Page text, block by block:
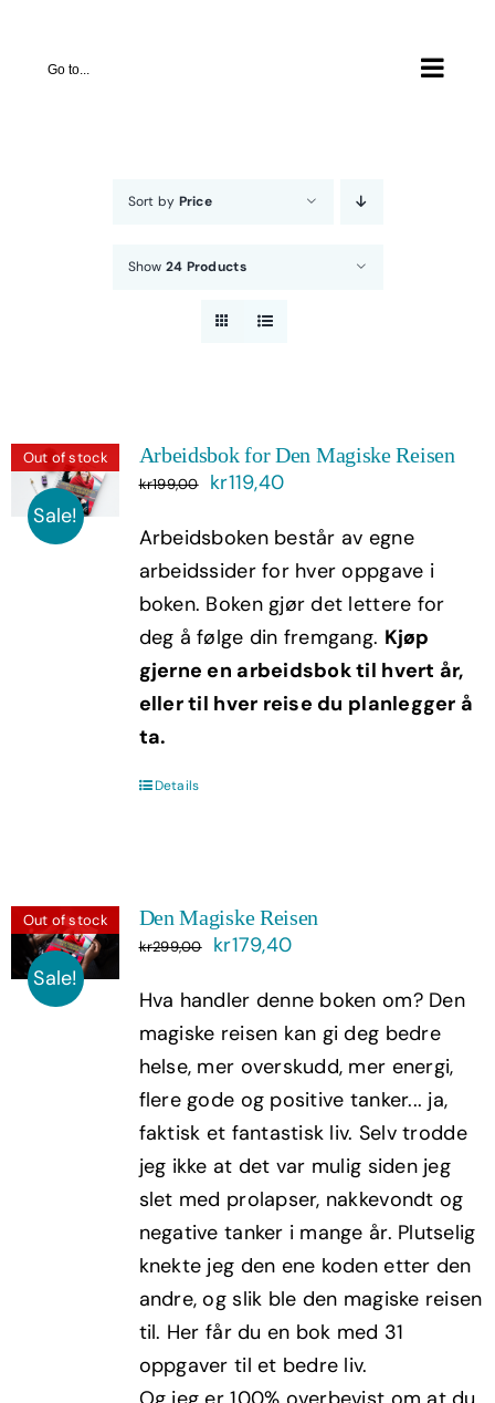
content
Go to...
Sort by Price
Show 24 Products
Out of stock
Sale!
Arbeidsbok for Den Magiske Reisen
kr199,00
Opprinnelig
var:
kr199,00.
kr119,40Nåværende
er:
kr119,40.
Arbeidsboken består av egne
arbeidssider for hver oppgave i
boken. Boken gjør det lettere for
deg å følge din fremgang. Kjøp
gjerne en arbeidsbok til hvert år,
eller til hver reise du planlegger å
ta.
Details
Out of stock
Sale!
Den Magiske Reisen
kr299,00
Opprinnelig
var:
kr299,00.
kr179,40Nåværende
er:
kr179,40.
Hva handler denne boken om? Den
magiske reisen kan gi deg bedre
helse, mer overskudd, mer energi,
flere gode og positive tanker... ja,
faktisk et fantastisk liv. Selv trodde
jeg ikke at det var mulig siden jeg
slet med prolapser, nakkevondt og
negative tanker i mange år. Plutselig
knekte jeg den ene koden etter den
andre, og slik ble den magiske reisen
til. Her får du en bok med 31
oppgaver til et bedre liv.